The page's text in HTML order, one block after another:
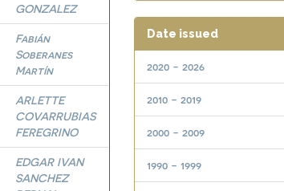
GONZALEZ
Fabián
Soberanes
Martín
ARLETTE
COVARRUBIAS
FEREGRINO
EDGAR IVAN
SANCHEZ
Date issued
2020 - 2026
2010 - 2019
2000 - 2009
1990 - 1999